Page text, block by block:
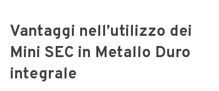
Vantaggi nell’utilizzo dei
Mini SEC in Metallo Duro
integrale